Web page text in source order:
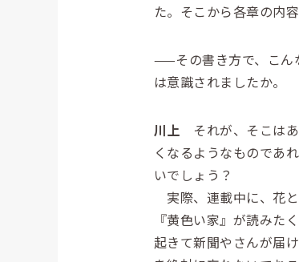
た。そこから各章の内
——その書き方で、こん
は意識されましたか。
川上 それが、そこは
くなるようなものであ
いでしょう？
実際、連載中に、花
『黄色い家』が読みた
起きて新聞やさんが届